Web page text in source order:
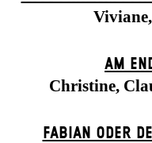
AM
Christine,
FABIAN ODER